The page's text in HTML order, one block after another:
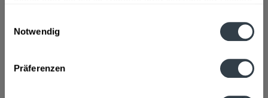
Notwendig
Präferenzen
DE-ÖKO-006 zertifiziert
Roter Trauben-, Apfel-, weißer Trauben-, Orangensaft,